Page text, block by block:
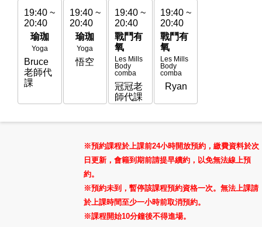
19:40 ~
20:40
瑜珈
Yoga
Bruce
老師代
課
19:40 ~
20:40
瑜珈
Yoga
悟空
19:40 ~
20:40
戰鬥有
氧
Les Mills
Body
comba
冠冠老
師代課
19:40 ~
20:40
戰鬥有
氧
Les Mills
Body
comba
Ryan
※預約課程於上課前24小時開放預約，繳費資料於次
日更新，會籍到期前請提早續約，以免無法線上預
約。
※預約未到，暫停該課程預約資格一次。無法上課請
於上課時間至少一小時前取消預約。
※課程開始10分鐘後不得進場。